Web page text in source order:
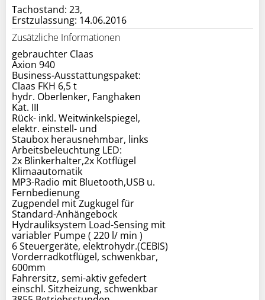
Tachostand: 23,
Erstzulassung: 14.06.2016
Zusätzliche Informationen
gebrauchter Claas
Axion 940
Business-Ausstattungspaket:
Claas FKH 6,5 t
hydr. Oberlenker, Fanghaken
Kat. III
Rück- inkl. Weitwinkelspiegel,
elektr. einstell- und
Staubox herausnehmbar, links
Arbeitsbeleuchtung LED:
2x Blinkerhalter,2x Kotflügel
Klimaautomatik
MP3-Radio mit Bluetooth,USB u.
Fernbedienung
Zugpendel mit Zugkugel für
Standard-Anhängebock
Hydrauliksystem Load-Sensing mit
variabler Pumpe ( 220 l/ min )
6 Steuergeräte, elektrohydr.(CEBIS)
Vorderradkotflügel, schwenkbar,
600mm
Fahrersitz, semi-aktiv gefedert
einschl. Sitzheizung, schwenkbar